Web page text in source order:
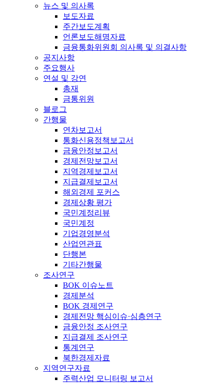
뉴스 및 의사록
보도자료
주간보도계획
언론보도해명자료
금융통화위원회 의사록 및 의결사항
공지사항
주요행사
연설 및 강연
총재
금통위원
블로그
간행물
연차보고서
통화신용정책보고서
금융안정보고서
경제전망보고서
지역경제보고서
지급결제보고서
해외경제 포커스
경제상황 평가
국민계정리뷰
국민계정
기업경영분석
산업연관표
단행본
기타간행물
조사연구
BOK 이슈노트
경제분석
BOK 경제연구
경제전망 핵심이슈·심층연구
금융안정 조사연구
지급결제 조사연구
통계연구
북한경제자료
지역연구자료
주력산업 모니터링 보고서